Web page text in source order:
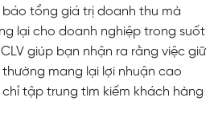
tổng giá trị doanh thu mà
lại cho doanh nghiệp trong suốt
giúp bạn nhận ra rằng việc giữ
mang lại lợi nhuận cao
chỉ tập trung tìm kiếm khách hàng